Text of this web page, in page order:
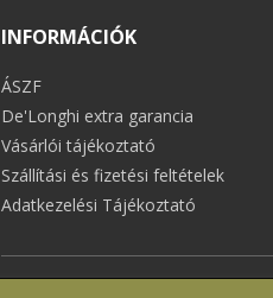
INFORMÁCIÓK
ÁSZF
De'Longhi extra garancia
Vásárlói tájékoztató
Szállítási és fizetési feltételek
Adatkezelési Tájékoztató